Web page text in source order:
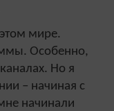
мире.
Особенно,
Но я
– начиная с
начинали